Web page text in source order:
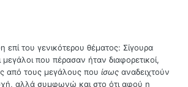
επί του γενικότερου θέματος: Σίγουρα
που πέρασαν ήταν διαφορετικοί,
από τους μεγάλους που ίσως αναδειχτούν
αλλά συμφωνώ και στο ότι αφού η